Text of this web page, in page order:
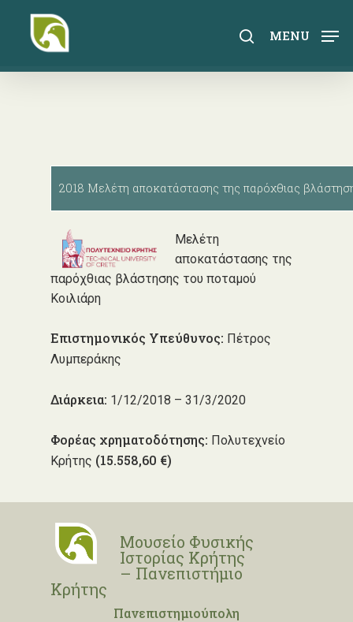
content
search
MENU
2018 Μελέτη αποκατάστασης της παρόχθιας
Μελέτη
αποκατάστασης της
παρόχθιας βλάστησης του ποταμού
Κοιλιάρη
Επιστημονικός Υπεύθυνος: Πέτρος
Λυμπεράκης
Διάρκεια: 1/12/2018 – 31/3/2020
Φορέας χρηματοδότησης: Πολυτεχνείο
Κρήτης (15.558,60 €)
Μουσείο Φυσικής
Ιστορίας Κρήτης
– Πανεπιστήμιο
Κρήτης
Πανεπιστημιούπολη